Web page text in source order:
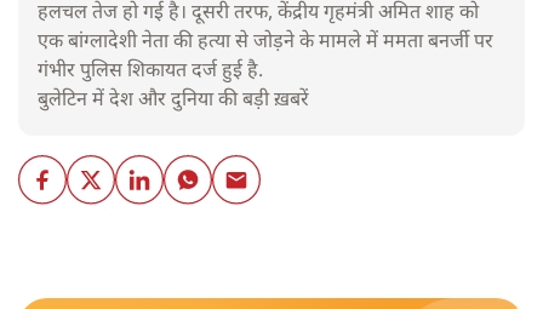
हलचल तेज हो गई है। दूसरी तरफ, केंद्रीय गृहमंत्री अमित शाह को
एक बांग्लादेशी नेता की हत्या से जोड़ने के मामले में ममता बनर्जी पर
गंभीर पुलिस शिकायत दर्ज हुई है.
बुलेटिन में देश और दुनिया की बड़ी ख़बरें